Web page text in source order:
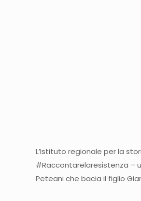
L’Istituto regionale per la
#Raccontarelaresistenza –
Peteani che bacia il figlio